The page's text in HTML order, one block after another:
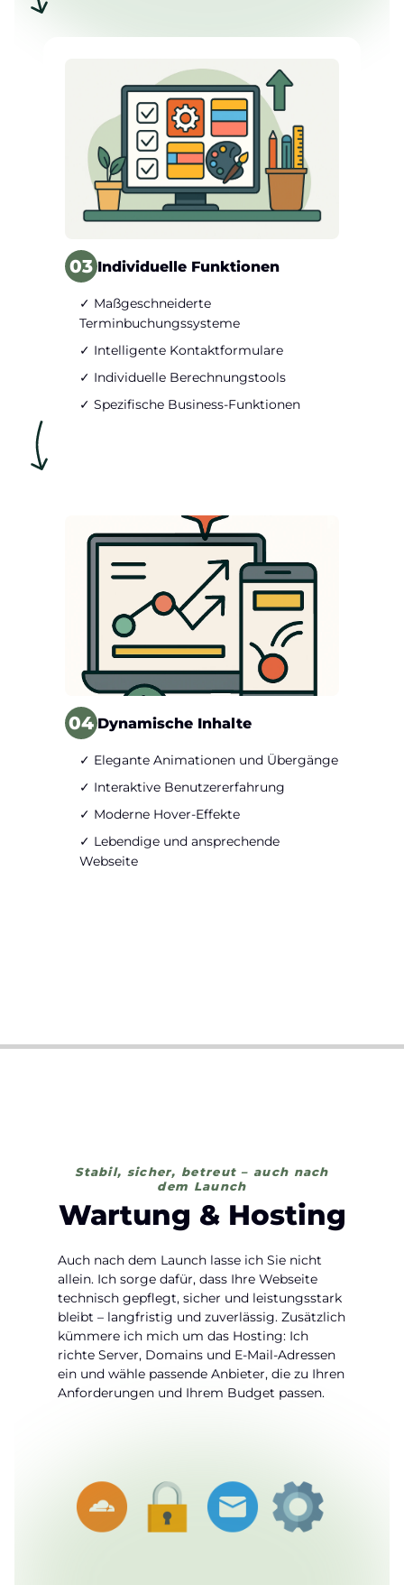
03 Individuelle Funktionen
✓ Maßgeschneiderte
Terminbuchungssysteme
✓ Intelligente Kontaktformulare
✓ Individuelle Berechnungstools
✓ Spezifische Business-Funktionen
04 Dynamische Inhalte
✓ Elegante Animationen und Übergänge
✓ Interaktive Benutzererfahrung
✓ Moderne Hover-Effekte
✓ Lebendige und ansprechende
Webseite
Stabil, sicher, betreut – auch nach
dem Launch
Wartung & Hosting
Auch nach dem Launch lasse ich Sie nicht
allein. Ich sorge dafür, dass Ihre Webseite
technisch gepflegt, sicher und leistungsstark
bleibt – langfristig und zuverlässig. Zusätzlich
kümmere ich mich um das Hosting: Ich
richte Server, Domains und E-Mail-Adressen
ein und wähle passende Anbieter, die zu Ihren
Anforderungen und Ihrem Budget passen.